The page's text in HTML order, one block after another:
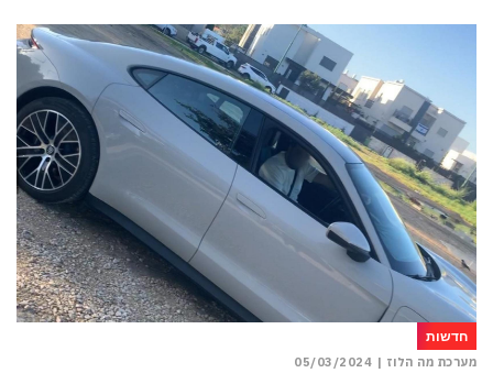
חדשות
מערכת מה הלוז | 05/03/2024